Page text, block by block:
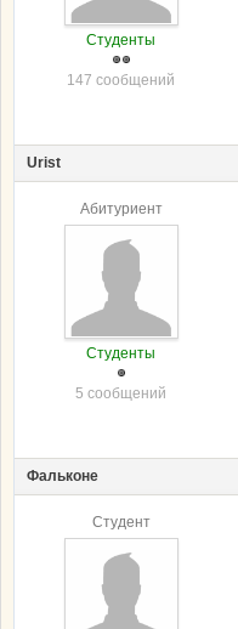
Студенты
147 сообщений
Urist
Абитуриент
Студенты
5 сообщений
Фальконе
Студент